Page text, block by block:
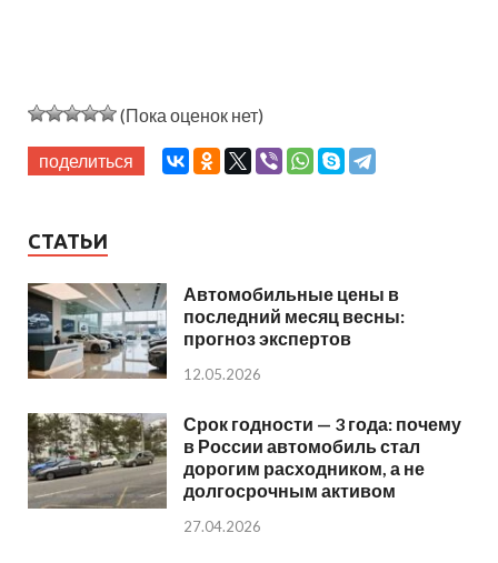
(Пока оценок нет)
поделиться
СТАТЬИ
Автомобильные цены в
последний месяц весны:
прогноз экспертов
12.05.2026
Срок годности — 3 года: почему
в России автомобиль стал
дорогим расходником, а не
долгосрочным активом
27.04.2026